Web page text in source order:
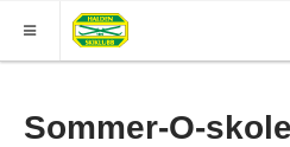
Sommer-O-